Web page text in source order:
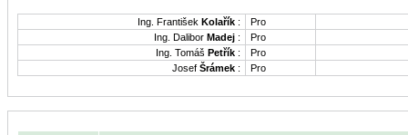
Ing. František Kolařík :
Pro
Ing. Dalibor Madej :
Pro
Ing. Tomáš Petřík :
Pro
Josef Šrámek : Pro